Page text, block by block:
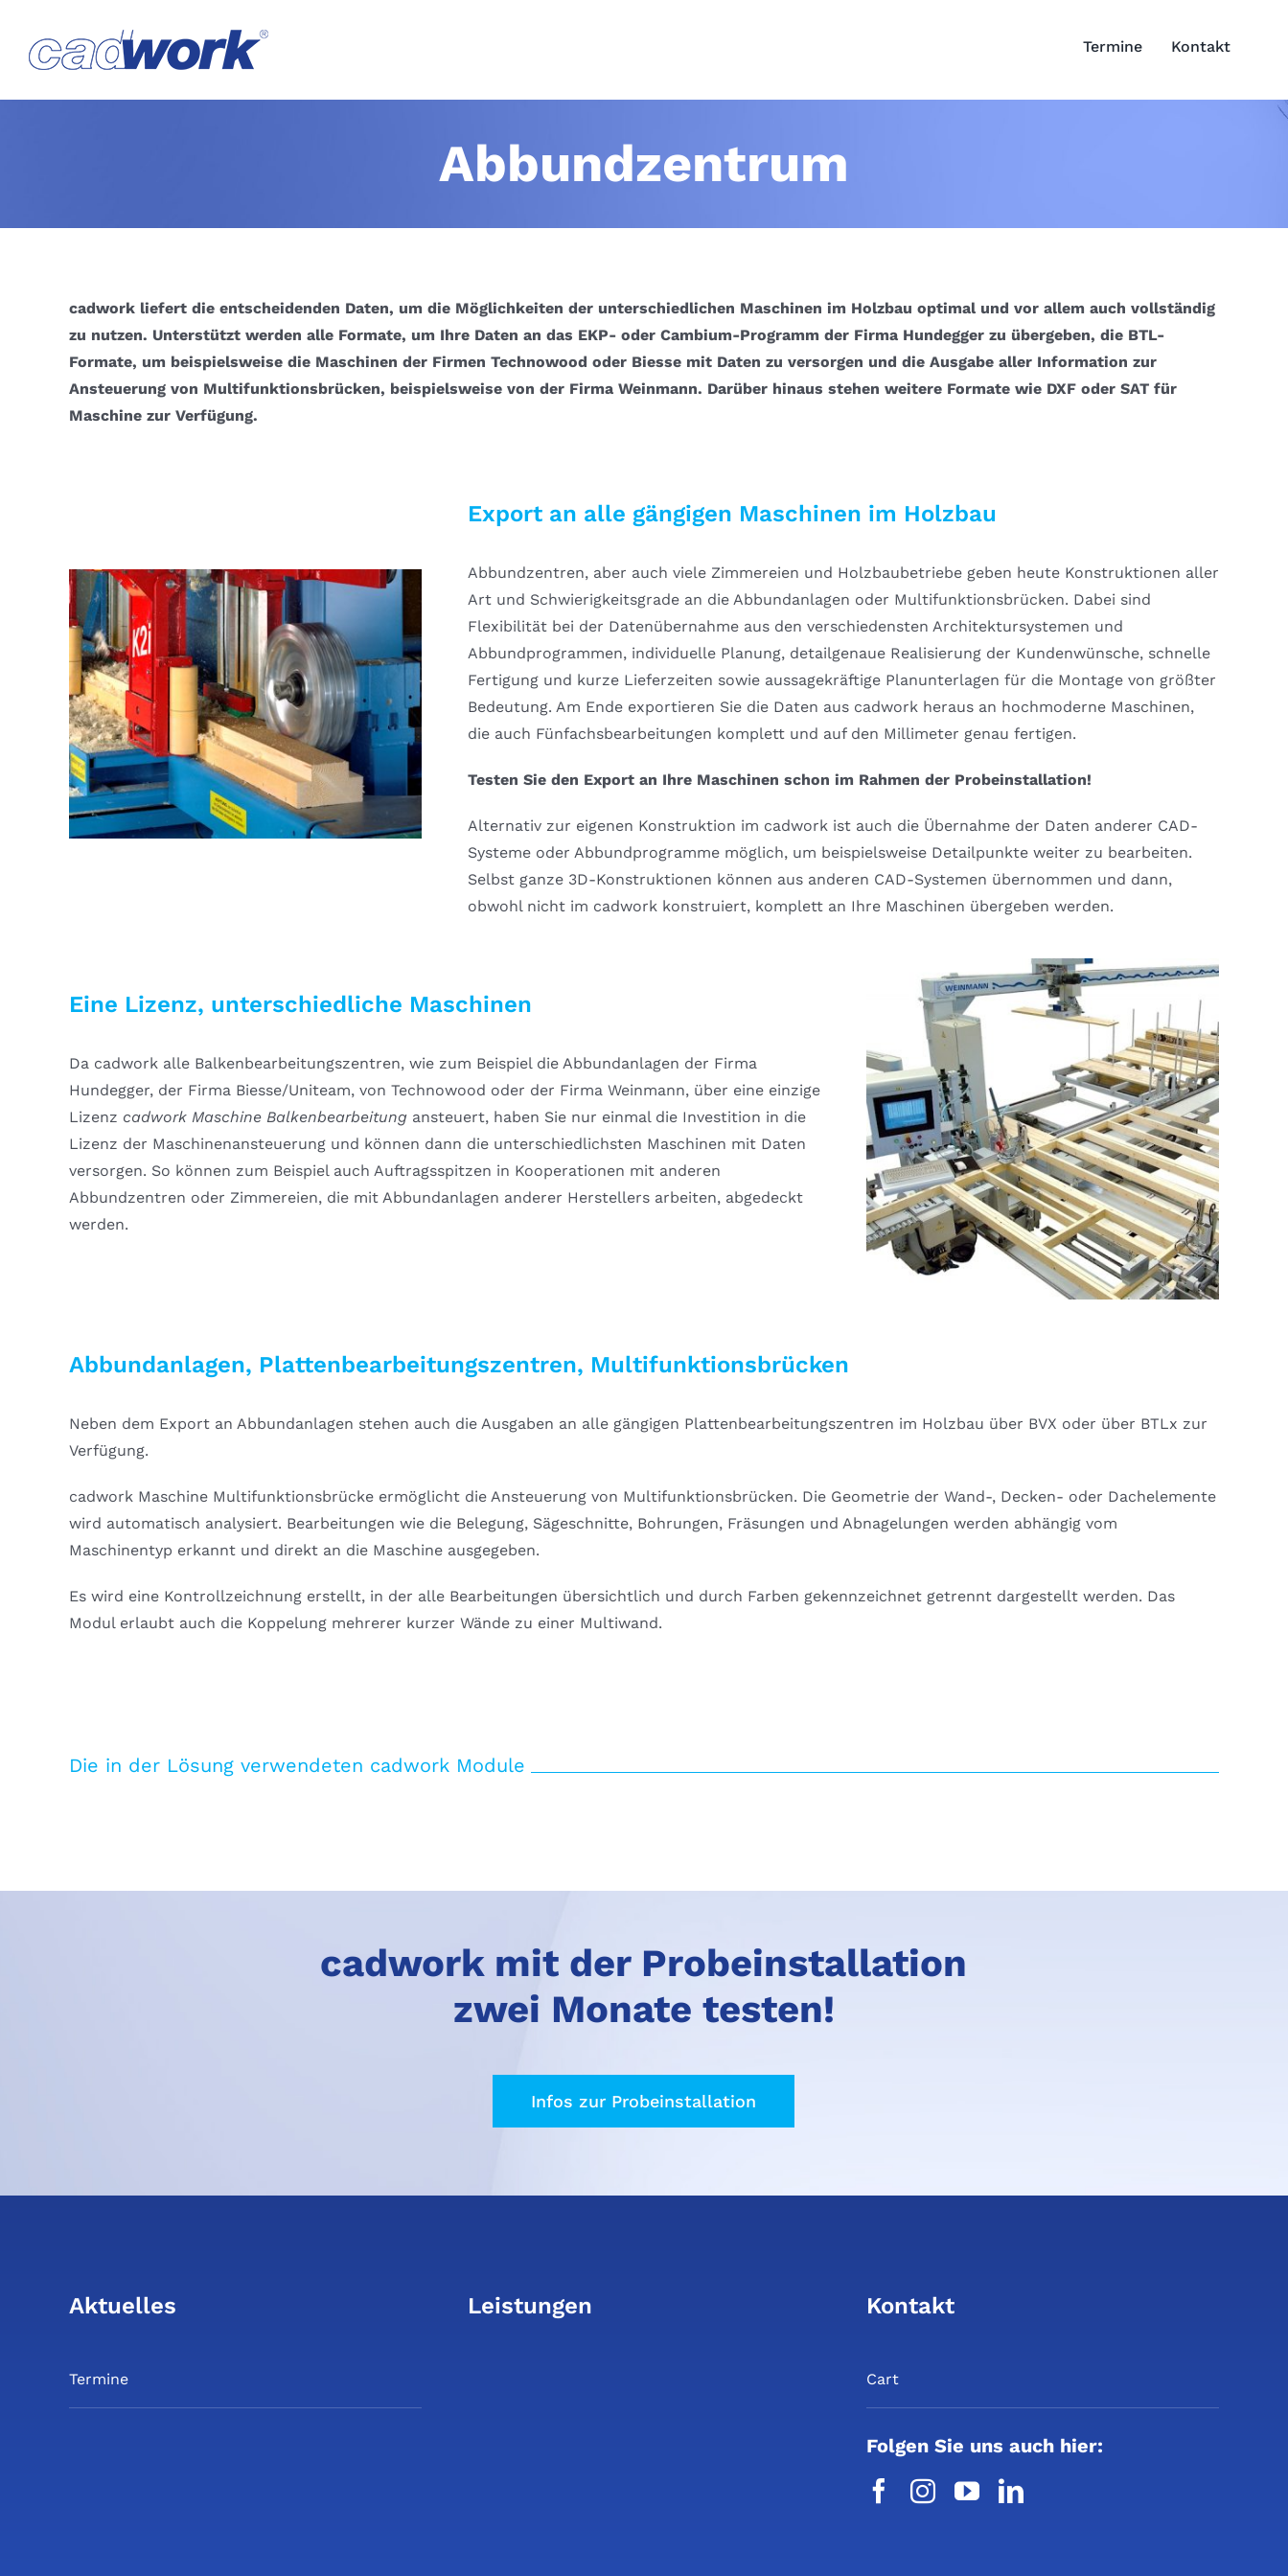
content
Termine Kontakt
Abbundzentrum
cadwork liefert die entscheidenden Daten, um die Möglichkeiten der unterschiedlichen Maschinen im Holzbau optimal und vor allem auch vollständig
zu nutzen. Unterstützt werden alle Formate, um Ihre Daten an das EKP- oder Cambium-Programm der Firma Hundegger zu übergeben, die BTL-
Formate, um beispielsweise die Maschinen der Firmen Technowood oder Biesse mit Daten zu versorgen und die Ausgabe aller Information zur
Ansteuerung von Multifunktionsbrücken, beispielsweise von der Firma Weinmann. Darüber hinaus stehen weitere Formate wie DXF oder SAT für
Maschine zur Verfügung.
Export an alle gängigen Maschinen im Holzbau
Abbundzentren, aber auch viele Zimmereien und Holzbaubetriebe geben heute Konstruktionen aller
Art und Schwierigkeitsgrade an die Abbundanlagen oder Multifunktionsbrücken. Dabei sind
Flexibilität bei der Datenübernahme aus den verschiedensten Architektursystemen und
Abbundprogrammen, individuelle Planung, detailgenaue Realisierung der Kundenwünsche, schnelle
Fertigung und kurze Lieferzeiten sowie aussagekräftige Planunterlagen für die Montage von größter
Bedeutung. Am Ende exportieren Sie die Daten aus cadwork heraus an hochmoderne Maschinen,
die auch Fünfachsbearbeitungen komplett und auf den Millimeter genau fertigen.
Testen Sie den Export an Ihre Maschinen schon im Rahmen der Probeinstallation!
Alternativ zur eigenen Konstruktion im cadwork ist auch die Übernahme der Daten anderer CAD-
Systeme oder Abbundprogramme möglich, um beispielsweise Detailpunkte weiter zu bearbeiten.
Selbst ganze 3D-Konstruktionen können aus anderen CAD-Systemen übernommen und dann,
obwohl nicht im cadwork konstruiert, komplett an Ihre Maschinen übergeben werden.
Eine Lizenz, unterschiedliche Maschinen
Da cadwork alle Balkenbearbeitungszentren, wie zum Beispiel die Abbundanlagen der Firma
Hundegger, der Firma Biesse/Uniteam, von Technowood oder der Firma Weinmann, über eine einzige
Lizenz cadwork Maschine Balkenbearbeitungansteuert, haben Sie nur einmal die Investition in die
Lizenz der Maschinenansteuerung und können dann die unterschiedlichsten Maschinen mit Daten
versorgen. So können zum Beispiel auch Auftragsspitzen in Kooperationen mit anderen
Abbundzentren oder Zimmereien, die mit Abbundanlagen anderer Herstellers arbeiten, abgedeckt
werden.
Abbundanlagen, Plattenbearbeitungszentren, Multifunktionsbrücken
Neben dem Export an Abbundanlagen stehen auch die Ausgaben an alle gängigen Plattenbearbeitungszentren im Holzbau über BVX oder über BTLx zur
Verfügung.
cadwork Maschine Multifunktionsbrücke ermöglicht die Ansteuerung von Multifunktionsbrücken. Die Geometrie der Wand-, Decken- oder Dachelemente
wird automatisch analysiert. Bearbeitungen wie die Belegung, Sägeschnitte, Bohrungen, Fräsungen und Abnagelungen werden abhängig vom
Maschinentyp erkannt und direkt an die Maschine ausgegeben.
Es wird eine Kontrollzeichnung erstellt, in der alle Bearbeitungen übersichtlich und durch Farben gekennzeichnet getrennt dargestellt werden. Das
Modul erlaubt auch die Koppelung mehrerer kurzer Wände zu einer Multiwand.
Die in der Lösung verwendeten cadwork Module
cadwork mit der Probeinstallation
zwei Monate testen!
Infos zur Probeinstallation
Aktuelles
Termine
Leistungen Kontakt
Cart
Folgen Sie uns auch hier: